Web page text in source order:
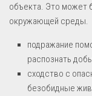
объекта. Это может
окружающей среды.
подражание
распознать
сходство с
безобидные